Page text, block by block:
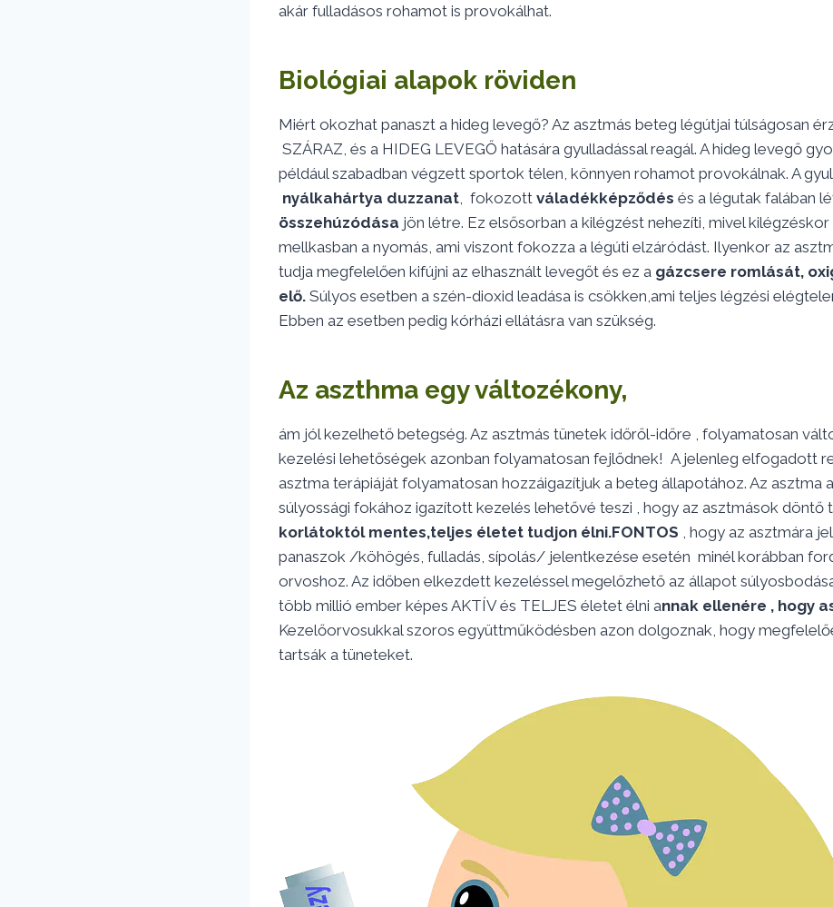
akár fulladásos rohamot is provokálhat.
Biológiai alapok röviden
Miért okozhat panaszt a hideg levegő? Az asztmás beteg légútjai túlságosan
SZÁRAZ, és a HIDEG LEVEGŐ hatására gyulladással reagál. A hideg levegő
például szabadban végzett sportok télen, könnyen rohamot provokálnak. A
nyálkahártya duzzanat , fokozott váladékképződés és a légutak falában
összehúzódása jön létre. Ez elsősorban a kilégzést nehezíti, mivel kilégzéskor
mellkasban a nyomás, ami viszont fokozza a légúti elzáródást. Ilyenkor az
tudja megfelelően kifújni az elhasznált levegőt és ez a gázcsere romlását,
elő. Súlyos esetben a szén-dioxid leadása is csökken,ami teljes légzési
Ebben az esetben pedig kórházi ellátásra van szükség.
Az aszthma egy változékony,
ám jól kezelhető betegség. Az asztmás tünetek időről-időre , folyamatosan
kezelési lehetőségek azonban folyamatosan fejlődnek! A jelenleg elfogadott
asztma terápiáját folyamatosan hozzáigazítjuk a beteg állapotához. Az asztma
súlyossági fokához igazított kezelés lehetővé teszi , hogy az asztmások döntő
korlátoktól mentes,teljes életet tudjon élni.FONTOS , hogy az asztmára
panaszok /köhögés, fulladás, sípolás/ jelentkezése esetén minél korábban
orvoshoz. Az időben elkezdett kezeléssel megelőzhető az állapot
több millió ember képes AKTÍV és TELJES életet élni annak ellenére , hogy
Kezelőorvosukkal szoros együttműködésben azon dolgoznak, hogy
tartsák a tüneteket.